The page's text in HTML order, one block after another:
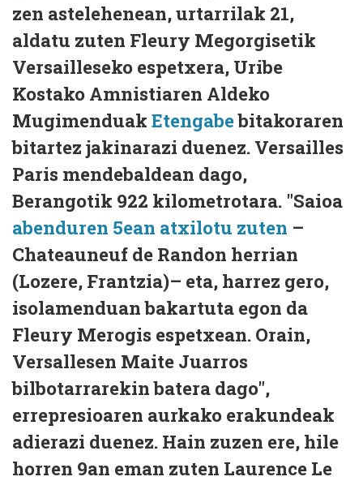
zen astelehenean, urtarrilak 21,
aldatu zuten Fleury Megorgisetik
Versailleseko espetxera, Uribe
Kostako Amnistiaren Aldeko
Mugimenduak Etengabebitakoraren
bitartez jakinarazi duenez. Versailles
Paris mendebaldean dago,
Berangotik 922 kilometrotara. "Saioa
abenduren 5ean atxilotu zuten –
Chateauneuf de Randon herrian
(Lozere, Frantzia)– eta, harrez gero,
isolamenduan bakartuta egon da
Fleury Merogis espetxean. Orain,
Versallesen Maite Juarros
bilbotarrarekin batera dago",
errepresioaren aurkako erakundeak
adierazi duenez. Hain zuzen ere, hile
horren 9an eman zuten Laurence Le